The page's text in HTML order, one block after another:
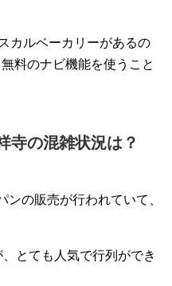
カルベーカリーがあるの
料のナビ機能を使うこと
寺の混雑状況は？
の販売が行われていて、
とても人気で行列ができ